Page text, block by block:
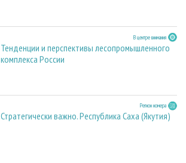
В центре внимания
Тенденции и перспективы лесопромышленного
комплекса России
Регион номера
Стратегически важно. Республика Саха (Якутия)